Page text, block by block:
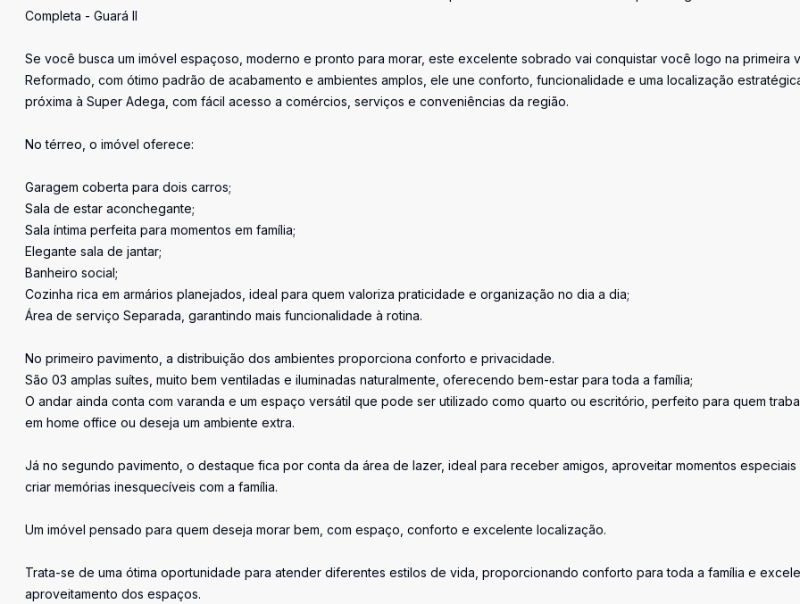
Completa - Guará II
Se você busca um imóvel espaçoso, moderno e pronto para morar, este excelente sobrado vai conquistar você logo na primeira
Reformado, com ótimo padrão de acabamento e ambientes amplos, ele une conforto, funcionalidade e uma localização
próxima à Super Adega, com fácil acesso a comércios, serviços e conveniências da região.
No térreo, o imóvel oferece:
Garagem coberta para dois carros;
Sala de estar aconchegante;
Sala íntima perfeita para momentos em família;
Elegante sala de jantar;
Banheiro social;
Cozinha rica em armários planejados, ideal para quem valoriza praticidade e organização no dia a dia;
Área de serviço Separada, garantindo mais funcionalidade à rotina.
No primeiro pavimento, a distribuição dos ambientes proporciona conforto e privacidade.
São 03 amplas suítes, muito bem ventiladas e iluminadas naturalmente, oferecendo bem-estar para toda a família;
O andar ainda conta com varanda e um espaço versátil que pode ser utilizado como quarto ou escritório, perfeito para quem
em home office ou deseja um ambiente extra.
Já no segundo pavimento, o destaque fica por conta da área de lazer, ideal para receber amigos, aproveitar momentos especiais
criar memórias inesquecíveis com a família.
Um imóvel pensado para quem deseja morar bem, com espaço, conforto e excelente localização.
Trata-se de uma ótima oportunidade para atender diferentes estilos de vida, proporcionando conforto para toda a família e
aproveitamento dos espaços.